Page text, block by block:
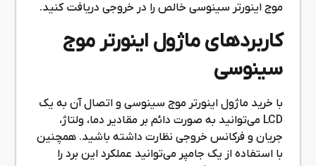
موج اینورتر سینوسی خالص را در خروجی دریافت کنید.
کاربردهای ماژول اینورتر موج
سینوسی
با خرید ماژول اینورتر موج سینوسی و اتصال آن به یک
LCD می‌توانید به صورت دائم بر مقادیر دما، ولتاژ،
جریان و فرکانس خروجی نظارت داشته باشید. همچنین
با استفاده از یک جامپر می‌توانید عملکرد این برد را